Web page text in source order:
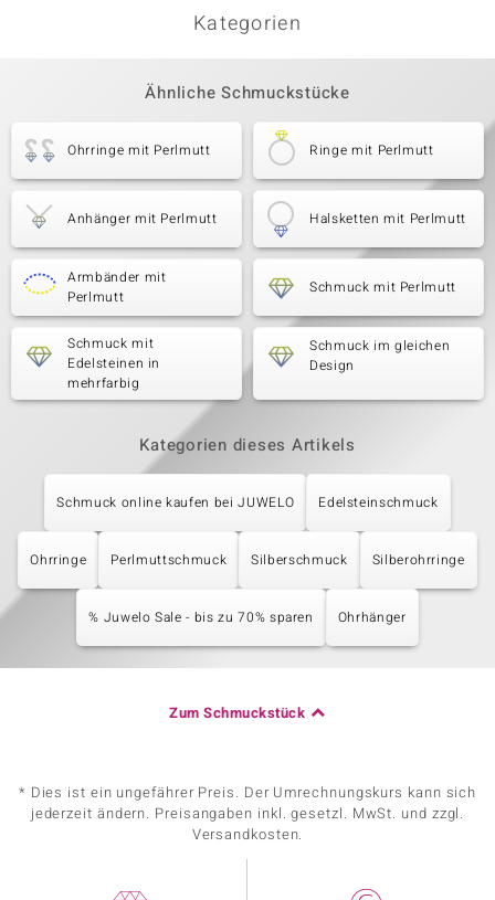
Kategorien
Ähnliche Schmuckstücke
Ohrringe mit Perlmutt Ringe mit Perlmutt
Anhänger mit Perlmutt Halsketten mit Perlmutt
Armbänder mit
Perlmutt
Schmuck mit Perlmutt
Schmuck mit
Edelsteinen in
mehrfarbig
Schmuck im gleichen
Design
Kategorien dieses Artikels
Schmuck online kaufen bei JUWELO Edelsteinschmuck
Ohrringe Perlmuttschmuck Silberschmuck Silberohrringe
% Juwelo Sale - bis zu 70% sparen Ohrhänger
Zum Schmuckstück
* Dies ist ein ungefährer Preis. Der Umrechnungskurs kann sich
jederzeit ändern. Preisangaben inkl. gesetzl. MwSt. und zzgl.
Versandkosten.